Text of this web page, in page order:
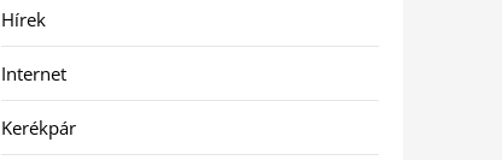
Hírek
Internet
Kerékpár